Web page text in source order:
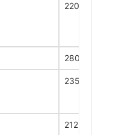
2200
280
2350
2123